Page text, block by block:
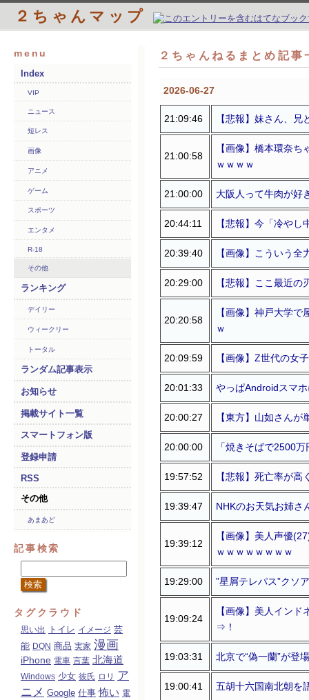
２ちゃんマップ
menu
Index
VIP
ニュース
短レス
画像
アニメ
ゲーム
スポーツ
エンタメ
R-18
その他
ランキング
デイリー
ウィークリー
トータル
ランダム記事表示
お知らせ
掲載サイト一覧
スマートフォン版
登録申請
RSS
その他
あまあど
記事検索
タグクラウド
思い出 トイレ イメージ 芸
能 DQN 商品 実家 漫画
iPhone 電車 言葉 北海道
Windows 少女 彼氏 ロリ
ア
ニメ Google 仕事 怖い 電
２ちゃんねるまとめ記
2026-06-27
21:09:46 【悲報】妹さん、
21:00:58
【画像】橋本環奈
ｗｗｗｗ
21:00:00 大阪人って牛肉が好
20:44:11 【悲報】今「冷や
20:39:40 【画像】こういう
20:29:00 【悲報】ここ最近
20:20:58
【画像】神戸大学
ｗ
20:09:59 【画像】Z世代の女
20:01:33 やっぱAndroidスマ
20:00:27 【東方】山如さん
20:00:00 「焼きそばで2500
19:57:52 【悲報】死亡率が
19:39:47 NHKのお天気お姉
19:39:12
【画像】美人声優
ｗｗｗｗｗｗｗｗ
19:29:00 ”星屑テレパス”クソ
19:09:24
【画像】美人イン
⇒！
19:03:31 北京で“偽一蘭”が登
19:00:41 五胡十六国南北朝を